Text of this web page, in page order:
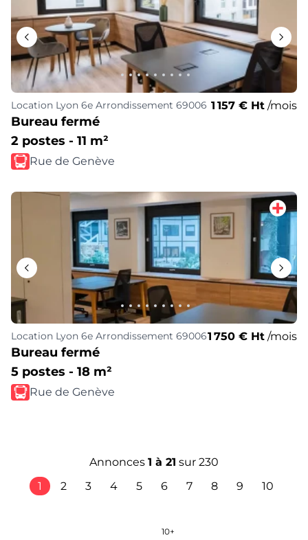
Location Lyon 6e Arrondissement 69006 1 157 € Ht /mois
Bureau fermé
2 postes - 11 m²
Rue de Genève
Location Lyon 6e Arrondissement 690061 750 € Ht /mois
Bureau fermé
5 postes - 18 m²
Rue de Genève
Annonces 1 à 21 sur 230
1
2 3 4 5 6 7 8 9 10
10+